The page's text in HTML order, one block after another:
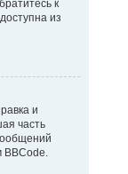
к
из
и
часть
BBCode.